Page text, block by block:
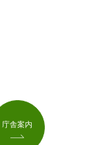
庁舎案内